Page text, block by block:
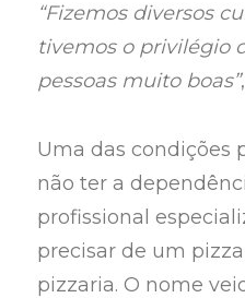
“Fizemos diversos
tivemos o privilégio
pessoas muito boas”
Uma das condições
não ter a
profissional
precisar de um
pizzaria. O nome